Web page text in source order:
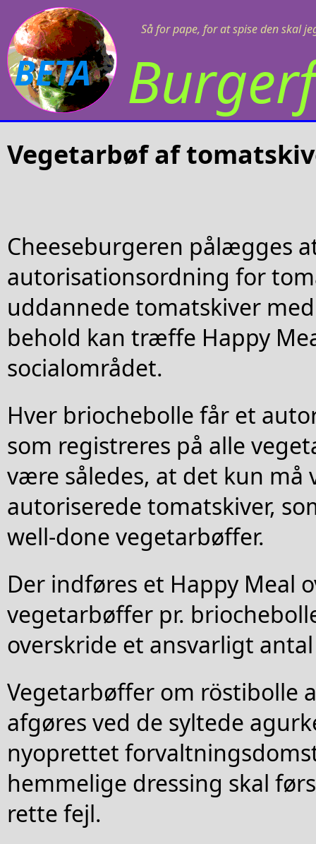
Så for pape, for at spise den skal
BETA
Vegetarbøf af
Cheeseburgeren pålægges
autorisationsordning for
uddannede tomatskiver
behold kan træffe Happy
socialområdet.
Hver briochebolle får et
som registreres på alle
være således, at det kun må
autoriserede tomatskiver,
well-done vegetarbøffer.
Der indføres et Happy Meal
vegetarbøffer pr.
overskride et ansvarligt
Vegetarbøffer om röstibolle
afgøres ved de syltede
nyoprettet
hemmelige dressing skal
rette fejl.